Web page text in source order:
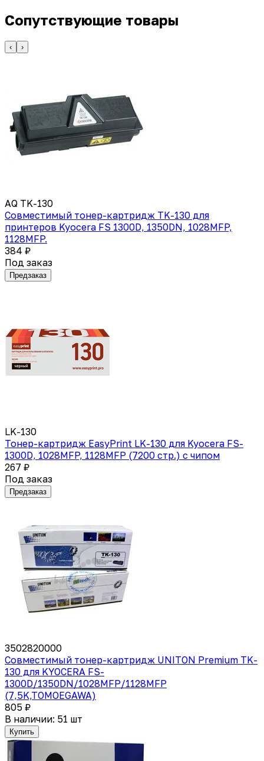
Сопутствующие товары
‹ ›
AQ TK-130
Совместимый тонер-картридж TK-130 для
принтеров Kyocera FS 1300D, 1350DN, 1028MFP,
1128MFP.
384 ₽
Под заказ
Предзаказ
LK-130
Тонер-картридж EasyPrint LK-130 для Kyocera FS-
1300D, 1028MFP, 1128MFP (7200 стр.) с чипом
267 ₽
Под заказ
Предзаказ
3502820000
Совместимый тонер-картридж UNITON Premium TK-
130 для KYOCERA FS-
1300D/1350DN/1028MFP/1128MFP
(7,5K,TOMOEGAWA)
805 ₽
В наличии: 51 шт
Купить